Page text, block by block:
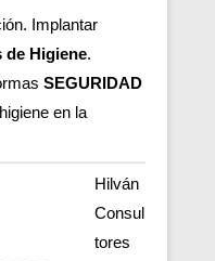
Implantar
de Higiene.
SEGURIDAD
en la
Hilván
Consul
tores